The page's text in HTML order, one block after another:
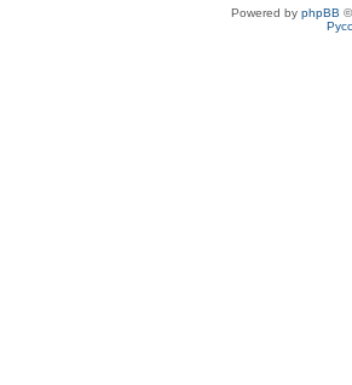
Powered by phpBB